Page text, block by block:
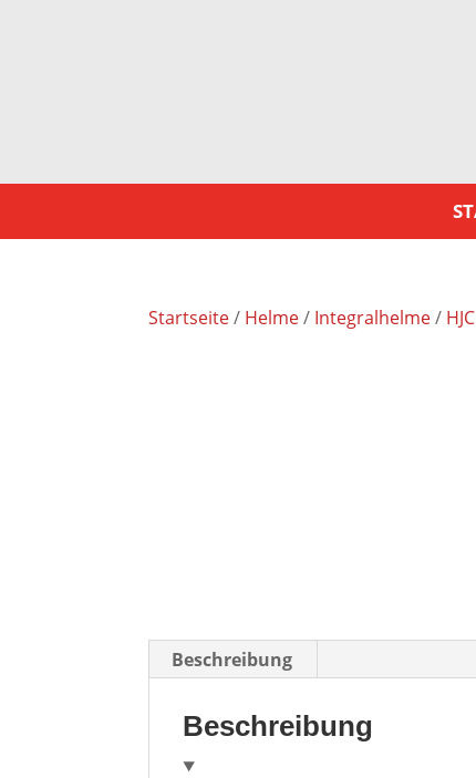
Startseite/ Helme/ Integralhelme/ HJC
Beschreibung
Beschreibung